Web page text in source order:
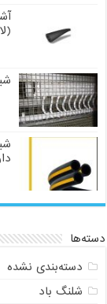
دسته‌ها
دسته‌بندی نشده
شلنگ باد